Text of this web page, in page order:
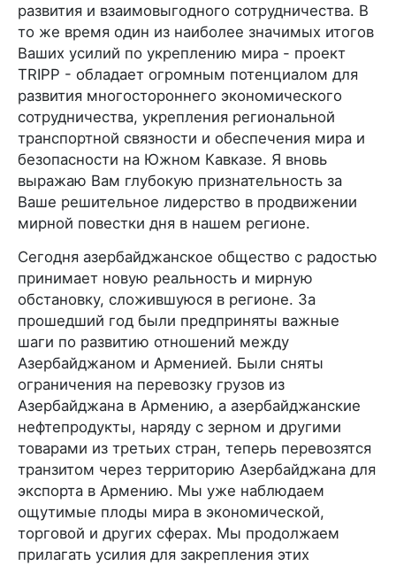
развития и взаимовыгодного сотрудничества. В
то же время один из наиболее значимых итогов
Ваших усилий по укреплению мира - проект
TRIPP - обладает огромным потенциалом для
развития многостороннего экономического
сотрудничества, укрепления региональной
транспортной связности и обеспечения мира и
безопасности на Южном Кавказе. Я вновь
выражаю Вам глубокую признательность за
Ваше решительное лидерство в продвижении
мирной повестки дня в нашем регионе.
Сегодня азербайджанское общество с радостью
принимает новую реальность и мирную
обстановку, сложившуюся в регионе. За
прошедший год были предприняты важные
шаги по развитию отношений между
Азербайджаном и Арменией. Были сняты
ограничения на перевозку грузов из
Азербайджана в Армению, а азербайджанские
нефтепродукты, наряду с зерном и другими
товарами из третьих стран, теперь перевозятся
транзитом через территорию Азербайджана для
экспорта в Армению. Мы уже наблюдаем
ощутимые плоды мира в экономической,
торговой и других сферах. Мы продолжаем
прилагать усилия для закрепления этих